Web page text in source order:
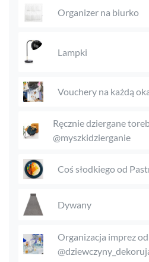
Organizer na biurko
Lampki
Vouchery na każdą
Ręcznie dziergane
@myszkidzierganie
Coś słodkiego od
Dywany
Organizacja imprez od